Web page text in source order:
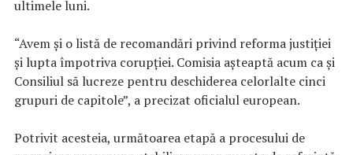
ultimele luni.
“Avem şi o listă de recomandări privind reforma justiţiei
şi lupta împotriva corupţiei. Comisia aşteaptă acum ca şi
Consiliul să lucreze pentru deschiderea celorlalte cinci
grupuri de capitole”, a precizat oficialul european.
Potrivit acesteia, următoarea etapă a procesului de